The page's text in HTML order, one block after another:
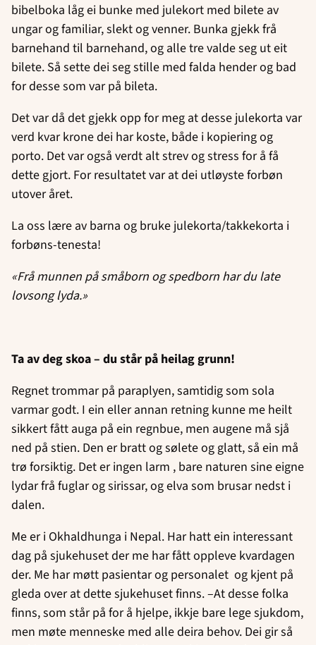
bibelboka låg ei bunke med julekort med bilete av
ungar og familiar, slekt og venner. Bunka gjekk frå
barnehand til barnehand, og alle tre valde seg ut eit
bilete. Så sette dei seg stille med falda hender og bad
for desse som var på bileta.
Det var då det gjekk opp for meg at desse julekorta var
verd kvar krone dei har koste, både i kopiering og
porto. Det var også verdt alt strev og stress for å få
dette gjort. For resultatet var at dei utløyste forbøn
utover året.
La oss lære av barna og bruke julekorta/takkekorta i
forbøns-tenesta!
«Frå munnen på småborn og spedborn har du late
lovsong lyda.»
Ta av deg skoa – du står på heilag grunn!
Regnet trommar på paraplyen, samtidig som sola
varmar godt. I ein eller annan retning kunne me heilt
sikkert fått auga på ein regnbue, men augene må sjå
ned på stien. Den er bratt og sølete og glatt, så ein må
trø forsiktig. Det er ingen larm , bare naturen sine eigne
lydar frå fuglar og sirissar, og elva som brusar nedst i
dalen.
Me er i Okhaldhunga i Nepal. Har hatt ein interessant
dag på sjukehuset der me har fått oppleve kvardagen
der. Me har møtt pasientar og personalet og kjent på
gleda over at dette sjukehuset finns. –At desse folka
finns, som står på for å hjelpe, ikkje bare lege sjukdom,
men møte menneske med alle deira behov. Dei gir så